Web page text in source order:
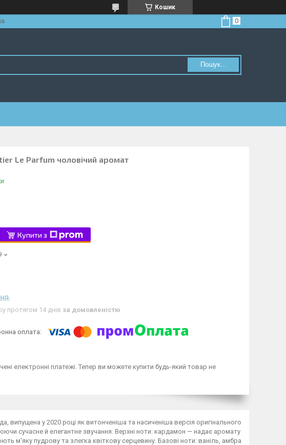
Кошик
Пошук...
Le Parfum чоловічий аромат
Купити з
протягом 14 днів за домовленістю
електронні платежі. Тепер ви можете купити будь-який товар не
випущена у 2020 році як витонченіша та насиченіша версія оригінального
сучасне й елегантне звучання. Верхні ноти: кардамон — надає аромату
м'яку пудрову та злегка квіткову серцевину. Базові ноти: ваніль, амбра